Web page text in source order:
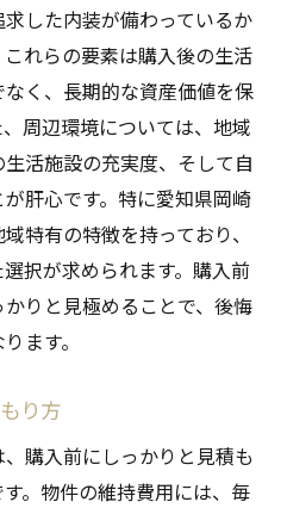
した内装が備わっているか
れらの要素は購入後の生活
く、長期的な資産価値を保
周辺環境については、地域
活施設の充実度、そして自
肝心です。特に愛知県岡崎
特有の特徴を持っており、
択が求められます。購入前
りと見極めることで、後悔
ます。
り方
購入前にしっかりと見積も
。物件の維持費用には、毎